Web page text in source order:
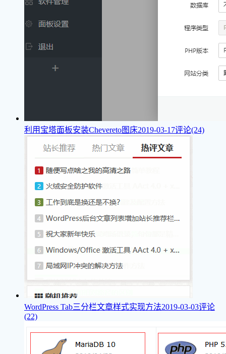
利用宝塔面板安装Chevereto图床2019-03-17评论(24)
WordPress Tab三分栏文章样式实现方法2019-03-03评论
(22)